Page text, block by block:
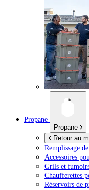
Propane
Propane
Retour au
Remplissage
Accessoires
Grils et
Chaufferettes
Réservoirs de